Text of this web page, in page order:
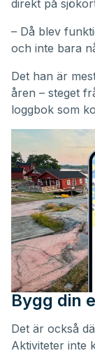
direkt på
– Då blev
och inte bara
Det han är
åren – steget
loggbok som
Bygg din
Det är också
Aktiviteter inte